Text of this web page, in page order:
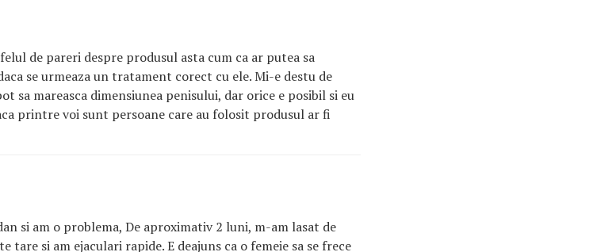
de pareri despre produsul asta cum ca ar putea sa
se urmeaza un tratament corect cu ele. Mi-e destu de
sa mareasca dimensiunea penisului, dar orice e posibil si eu
printre voi sunt persoane care au folosit produsul ar fi
si am o problema, De aproximativ 2 luni, m-am lasat de
si am ejaculari rapide. E deajuns ca o femeie sa se frece